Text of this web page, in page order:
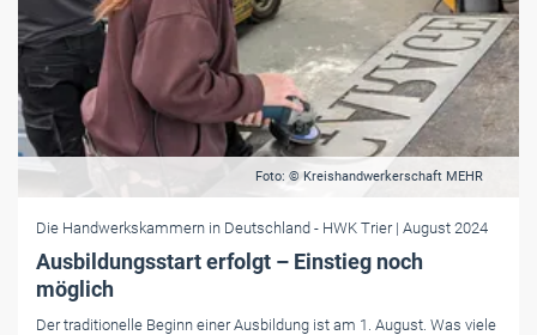
Foto: © Kreishandwerkerschaft MEHR
Die Handwerkskammern in Deutschland - HWK Trier | August 2024
Ausbildungsstart erfolgt – Einstieg noch
möglich
Der traditionelle Beginn einer Ausbildung ist am 1. August. Was viele